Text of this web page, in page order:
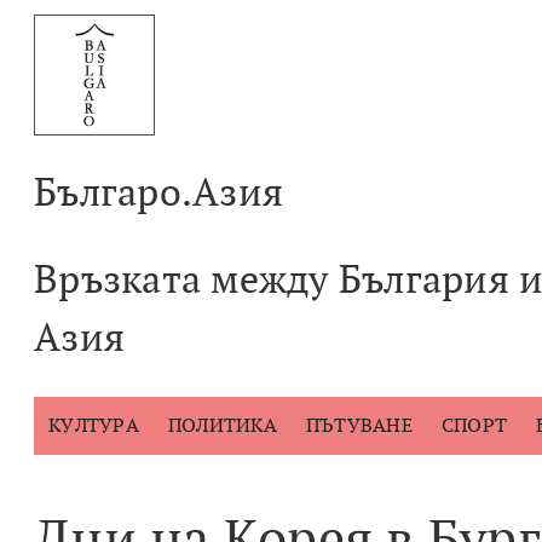
Към
съдържанието
Българо.Азия
Връзката между България и
Азия
КУЛТУРА ПОЛИТИКА ПЪТУВАНЕ СПОРТ